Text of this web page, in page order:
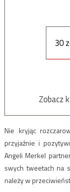
30
Zobacz
Nie kryjąc
przyjaźnie i
Angeli Merkel
swych tweetach na
należy w